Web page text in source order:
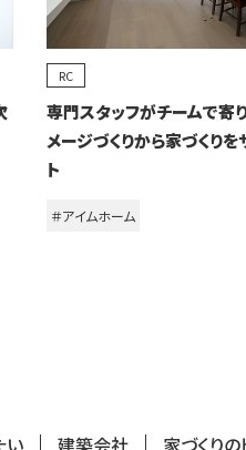
RC
専門スタッフがチームで寄
メージづくりから家づくりを
ト
＃アイムホーム
い 建築会社 家づくりの